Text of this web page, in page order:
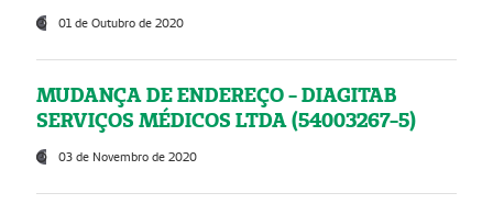
01 de Outubro de 2020
MUDANÇA DE ENDEREÇO - DIAGITAB
SERVIÇOS MÉDICOS LTDA (54003267-5)
03 de Novembro de 2020